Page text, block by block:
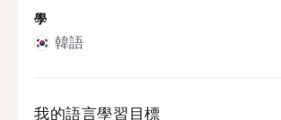
學
韓語
我的語言學習目標